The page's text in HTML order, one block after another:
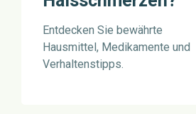
Entdecken Sie bewährte
Hausmittel, Medikamente und
Verhaltenstipps.